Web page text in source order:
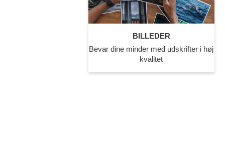
BILLEDER
Bevar dine minder med udskrifter i høj
kvalitet